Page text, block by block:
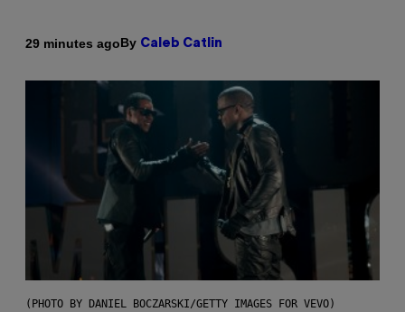
29 minutes agoBy Caleb Catlin
(PHOTO BY DANIEL BOCZARSKI/GETTY IMAGES FOR VEVO)